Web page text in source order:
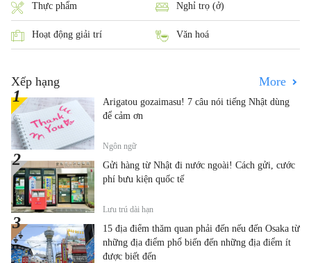
Thực phẩm Nghỉ trọ (ở)
Hoạt động giải trí Văn hoá
Xếp hạng More
Arigatou gozaimasu! 7 câu nói tiếng Nhật dùng
để cảm ơn
Ngôn ngữ
Gửi hàng từ Nhật đi nước ngoài! Cách gửi, cước
phí bưu kiện quốc tế
Lưu trú dài hạn
15 địa điểm thăm quan phải đến nếu đến Osaka từ
những địa điểm phổ biến đến những địa điểm ít
được biết đến